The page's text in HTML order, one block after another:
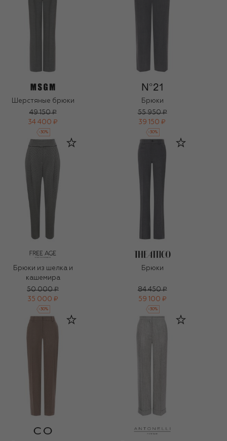
Шерстяные брюки
49 150 ₽
34 400 ₽
-30%
Брюки
55 950 ₽
39 150 ₽
-30%
Брюки из шелка и
кашемира
50 000 ₽
35 000 ₽
-30%
Брюки
84 450 ₽
59 100 ₽
-30%